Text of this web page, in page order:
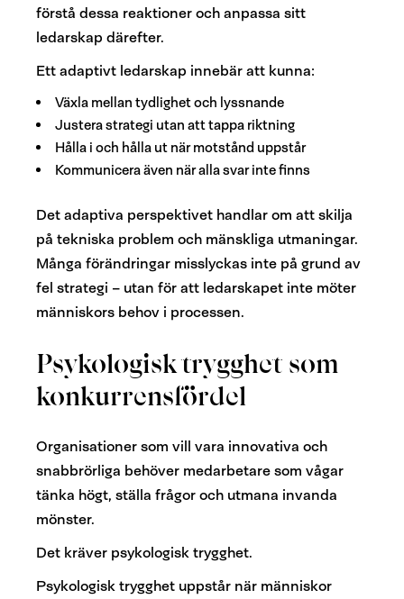
förstå dessa reaktioner och anpassa sitt
ledarskap därefter.
Ett adaptivt ledarskap innebär att kunna:
Växla mellan tydlighet och lyssnande
Justera strategi utan att tappa riktning
Hålla i och hålla ut när motstånd uppstår
Kommunicera även när alla svar inte finns
Det adaptiva perspektivet handlar om att skilja
på tekniska problem och mänskliga utmaningar.
Många förändringar misslyckas inte på grund av
fel strategi – utan för att ledarskapet inte möter
människors behov i processen.
Psykologisk trygghet som
konkurrensfördel
Organisationer som vill vara innovativa och
snabbrörliga behöver medarbetare som vågar
tänka högt, ställa frågor och utmana invanda
mönster.
Det kräver psykologisk trygghet.
Psykologisk trygghet uppstår när människor